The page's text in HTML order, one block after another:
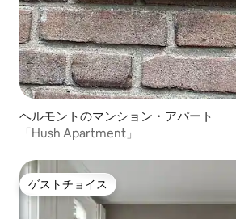
ヘルモントのマンション・アパート
「Hush Apartment」
ゲストチョイス
ゲストチョイス